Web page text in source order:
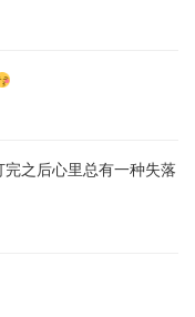
之后心里总有一种失落